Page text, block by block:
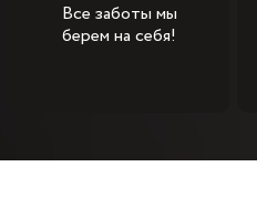
Все заботы мы
берем на себя!